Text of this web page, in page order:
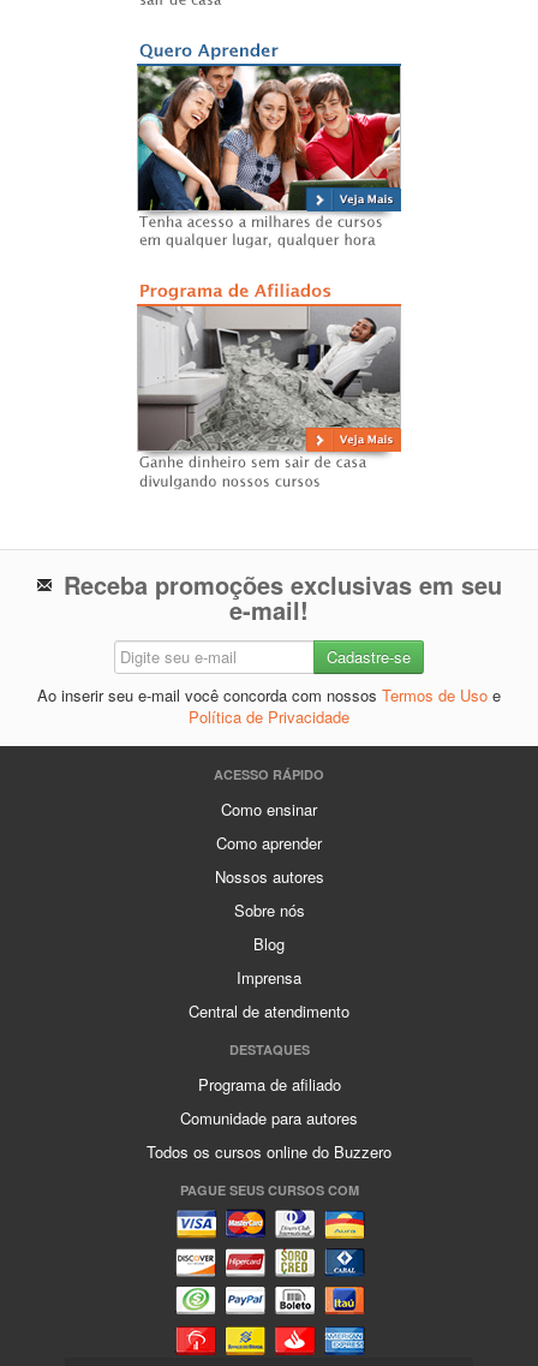
Receba promoções exclusivas em seu
e-mail!
Ao inserir seu e-mail você concorda com nossos Termos de Uso e
Política de Privacidade
ACESSO RÁPIDO
Como ensinar
Como aprender
Nossos autores
Sobre nós
Blog
Imprensa
Central de atendimento
DESTAQUES
Programa de afiliado
Comunidade para autores
Todos os cursos online do Buzzero
PAGUE SEUS CURSOS COM